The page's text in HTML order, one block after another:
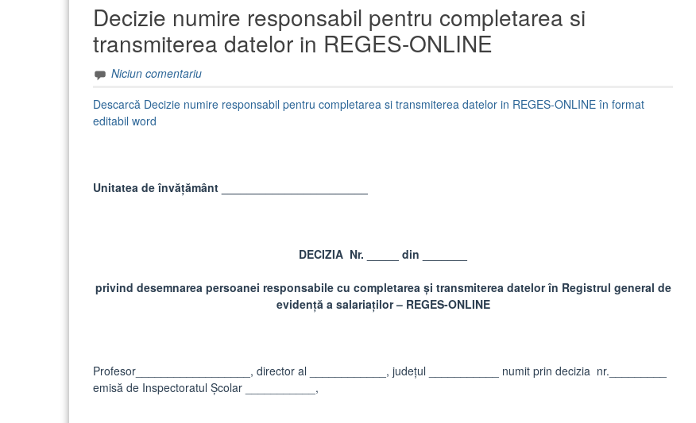
Decizie numire responsabil pentru completarea si
transmiterea datelor in REGES-ONLINE
Niciun comentariu
Descarcă Decizie numire responsabil pentru completarea si transmiterea datelor in REGES-ONLINE în format
editabil word
Unitatea de învățământ _______________________
DECIZIA Nr. _____ din _______
privind desemnarea persoanei responsabile cu completarea și transmiterea datelor în Registrul general de
evidență a salariaților – REGES-ONLINE
Profesor__________________, director al ____________, judeţul ___________ numit prin decizia nr._________
emisă de Inspectoratul Şcolar ___________,